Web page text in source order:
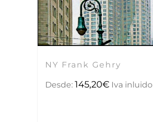
NY Frank Gehry
Desde: 145,20€ Iva inluido